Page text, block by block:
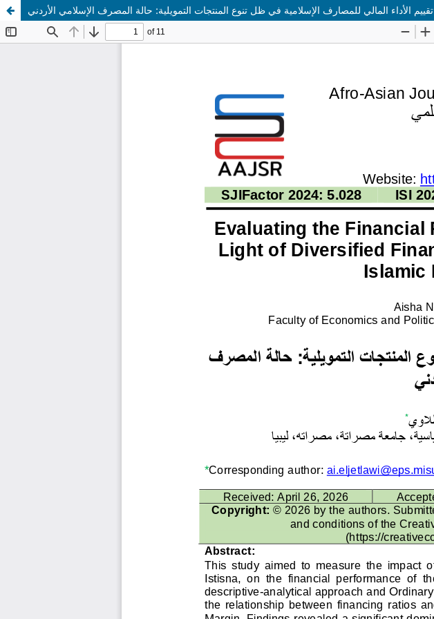
تقييم الأداء المالي للمصارف الإسلامية في ظل تنوع المنتجات التمويلية: حالة المصرف الإسلامي الأردني